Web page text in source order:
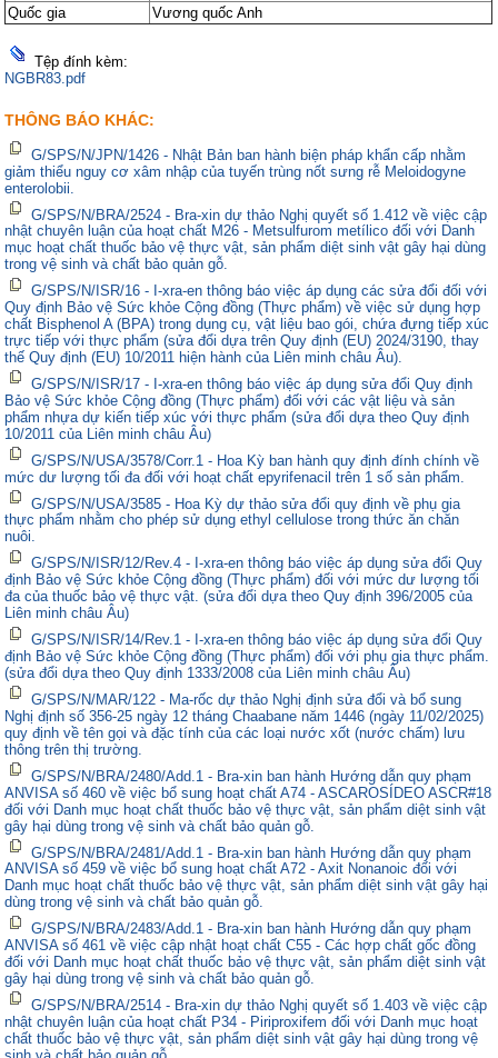
Quốc gia
Vương quốc Anh
Tệp đính kèm:
NGBR83.pdf
THÔNG BÁO KHÁC:
G/SPS/N/JPN/1426 - Nhật Bản ban hành biện pháp khẩn cấp nhằm
giảm thiểu nguy cơ xâm nhập của tuyến trùng nốt sưng rễ Meloidogyne
enterolobii.
G/SPS/N/BRA/2524 - Bra-xin dự thảo Nghị quyết số 1.412 về việc cập
nhật chuyên luận của hoạt chất M26 - Metsulfurom metílico đối với Danh
mục hoạt chất thuốc bảo vệ thực vật, sản phẩm diệt sinh vật gây hại dùng
trong vệ sinh và chất bảo quản gỗ.
G/SPS/N/ISR/16 - I-xra-en thông báo việc áp dụng các sửa đổi đối với
Quy định Bảo vệ Sức khỏe Cộng đồng (Thực phẩm) về việc sử dụng hợp
chất Bisphenol A (BPA) trong dụng cụ, vật liệu bao gói, chứa đựng tiếp xúc
trực tiếp với thực phẩm (sửa đổi dựa trên Quy định (EU) 2024/3190, thay
thế Quy định (EU) 10/2011 hiện hành của Liên minh châu Âu).
G/SPS/N/ISR/17 - I-xra-en thông báo việc áp dụng sửa đổi Quy định
Bảo vệ Sức khỏe Cộng đồng (Thực phẩm) đối với các vật liệu và sản
phẩm nhựa dự kiến tiếp xúc với thực phẩm (sửa đổi dựa theo Quy định
10/2011 của Liên minh châu Âu)
G/SPS/N/USA/3578/Corr.1 - Hoa Kỳ ban hành quy định đính chính về
mức dư lượng tối đa đối với hoạt chất epyrifenacil trên 1 số sản phẩm.
G/SPS/N/USA/3585 - Hoa Kỳ dự thảo sửa đổi quy định về phụ gia
thực phẩm nhằm cho phép sử dụng ethyl cellulose trong thức ăn chăn
nuôi.
G/SPS/N/ISR/12/Rev.4 - I-xra-en thông báo việc áp dụng sửa đổi Quy
định Bảo vệ Sức khỏe Cộng đồng (Thực phẩm) đối với mức dư lượng tối
đa của thuốc bảo vệ thực vật. (sửa đổi dựa theo Quy định 396/2005 của
Liên minh châu Âu)
G/SPS/N/ISR/14/Rev.1 - I-xra-en thông báo việc áp dụng sửa đổi Quy
định Bảo vệ Sức khỏe Cộng đồng (Thực phẩm) đối với phụ gia thực phẩm.
(sửa đổi dựa theo Quy định 1333/2008 của Liên minh châu Âu)
G/SPS/N/MAR/122 - Ma-rốc dự thảo Nghị định sửa đổi và bổ sung
Nghị định số 356-25 ngày 12 tháng Chaabane năm 1446 (ngày 11/02/2025)
quy định về tên gọi và đặc tính của các loại nước xốt (nước chấm) lưu
thông trên thị trường.
G/SPS/N/BRA/2480/Add.1 - Bra-xin ban hành Hướng dẫn quy phạm
ANVISA số 460 về việc bổ sung hoạt chất A74 - ASCAROSÍDEO ASCR#18
đối với Danh mục hoạt chất thuốc bảo vệ thực vật, sản phẩm diệt sinh vật
gây hại dùng trong vệ sinh và chất bảo quản gỗ.
G/SPS/N/BRA/2481/Add.1 - Bra-xin ban hành Hướng dẫn quy phạm
ANVISA số 459 về việc bổ sung hoạt chất A72 - Axit Nonanoic đối với
Danh mục hoạt chất thuốc bảo vệ thực vật, sản phẩm diệt sinh vật gây hại
dùng trong vệ sinh và chất bảo quản gỗ.
G/SPS/N/BRA/2483/Add.1 - Bra-xin ban hành Hướng dẫn quy phạm
ANVISA số 461 về việc cập nhật hoạt chất C55 - Các hợp chất gốc đồng
đối với Danh mục hoạt chất thuốc bảo vệ thực vật, sản phẩm diệt sinh vật
gây hại dùng trong vệ sinh và chất bảo quản gỗ.
G/SPS/N/BRA/2514 - Bra-xin dự thảo Nghị quyết số 1.403 về việc cập
nhật chuyên luận của hoạt chất P34 - Piriproxifem đối với Danh mục hoạt
chất thuốc bảo vệ thực vật, sản phẩm diệt sinh vật gây hại dùng trong vệ